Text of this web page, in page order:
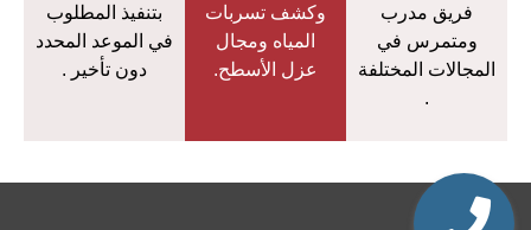
فريق مدرب
ومتمرس في
المجالات المختلفة
.
وكشف تسربات
المياه ومجال
عزل الأسطح.
بتنفيذ المطلوب
في الموعد المحدد
دون تأخير .